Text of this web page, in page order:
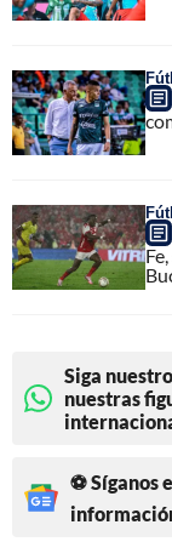
Siga
nuestras
⚽ Síganos